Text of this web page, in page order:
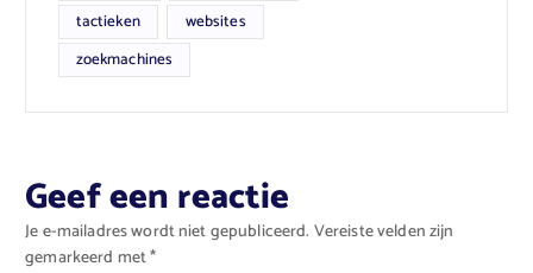
tactieken
websites
zoekmachines
Geef een reactie
Je e-mailadres wordt niet gepubliceerd. Vereiste velden zijn
gemarkeerd met*